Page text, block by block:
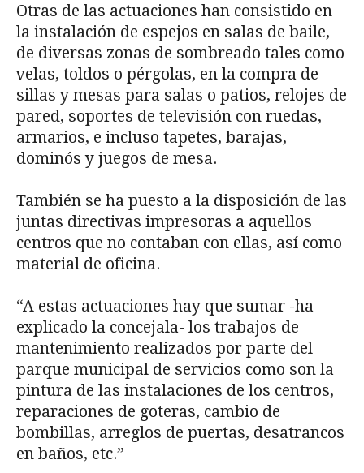
Otras de las actuaciones han consistido en
la instalación de espejos en salas de baile,
de diversas zonas de sombreado tales como
velas, toldos o pérgolas, en la compra de
sillas y mesas para salas o patios, relojes de
pared, soportes de televisión con ruedas,
armarios, e incluso tapetes, barajas,
dominós y juegos de mesa.
También se ha puesto a la disposición de las
juntas directivas impresoras a aquellos
centros que no contaban con ellas, así como
material de oficina.
“A estas actuaciones hay que sumar -ha
explicado la concejala- los trabajos de
mantenimiento realizados por parte del
parque municipal de servicios como son la
pintura de las instalaciones de los centros,
reparaciones de goteras, cambio de
bombillas, arreglos de puertas, desatrancos
en baños, etc.”